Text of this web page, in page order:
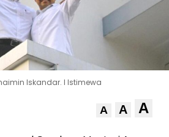
Iskandar. l Istimewa
A A A